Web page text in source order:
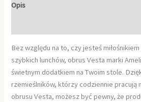
Opis
Bez względu na to, czy jesteś
szybkich lunchów, obrus Vesta marki
świetnym dodatkiem na Twoim stole.
rzemieślników, którzy codziennie pracują
obrusu Vesta, możesz być pewny, że